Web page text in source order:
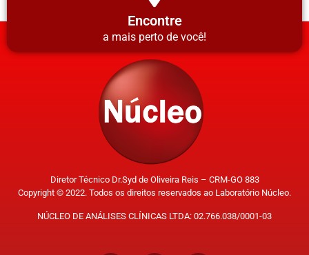
Encontre
a mais perto de você!
Diretor Técnico Dr.Syd de Oliveira Reis – CRM-GO 883
Copyright © 2022. Todos os direitos reservados ao Laboratório Núcleo.
NÚCLEO DE ANÁLISES CLÍNICAS LTDA: 02.766.038/0001-03